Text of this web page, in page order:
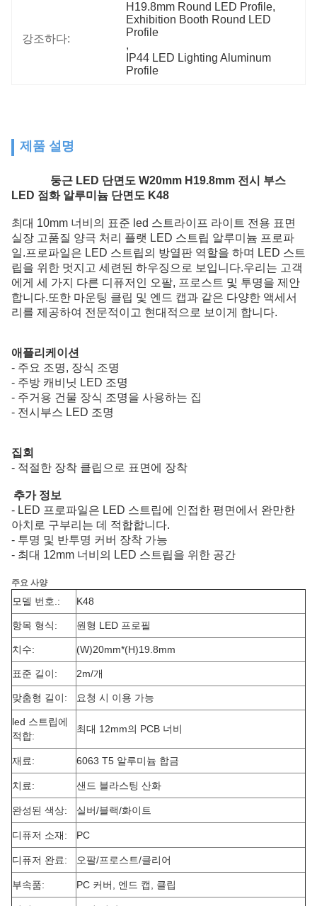
강조하다:
H19.8mm Round LED Profile,
Exhibition Booth Round LED
Profile
,
IP44 LED Lighting Aluminum
Profile
제품 설명
둥근 LED 단면도 W20mm H19.8mm 전시 부스
LED 점화 알루미늄 단면도 K48
최대 10mm 너비의 표준 led 스트라이프 라이트 전용 표면
실장 고품질 양극 처리 플랫 LED 스트립 알루미늄 프로파
일.프로파일은 LED 스트립의 방열판 역할을 하며 LED 스트
립을 위한 멋지고 세련된 하우징으로 보입니다.우리는 고객
에게 세 가지 다른 디퓨저인 오팔, 프로스트 및 투명을 제안
합니다.또한 마운팅 클립 및 엔드 캡과 같은 다양한 액세서
리를 제공하여 전문적이고 현대적으로 보이게 합니다.
애플리케이션
- 주요 조명, 장식 조명
- 주방 캐비닛 LED 조명
- 주거용 건물 장식 조명을 사용하는 집
- 전시부스 LED 조명
집회
- 적절한 장착 클립으로 표면에 장착
추가 정보
- LED 프로파일은 LED 스트립에 인접한 평면에서 완만한
아치로 구부리는 데 적합합니다.
- 투명 및 반투명 커버 장착 가능
- 최대 12mm 너비의 LED 스트립을 위한 공간
주요 사양
모델 번호.: K48
항목 형식: 원형 LED 프로필
치수: (W)20mm*(H)19.8mm
표준 길이: 2m/개
맞춤형 길이: 요청 시 이용 가능
led 스트립에
적합:
최대 12mm의 PCB 너비
재료: 6063 T5 알루미늄 합금
치료: 샌드 블라스팅 산화
완성된 색상: 실버/블랙/화이트
디퓨저 소재: PC
디퓨저 완료: 오팔/프로스트/클리어
부속품: PC 커버, 엔드 캡, 클립